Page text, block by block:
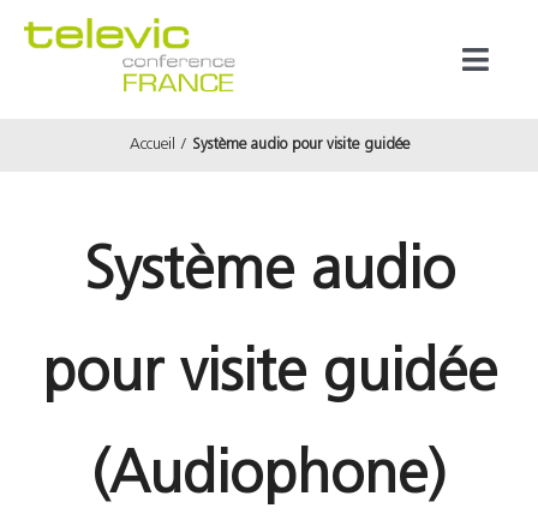
Accueil Système audio pour visite guidée
Système audio
pour visite guidée
(Audiophone)